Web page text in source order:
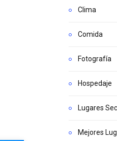
Clima
Comida
Fotografía
Hospedaje
Lugares
Mejores